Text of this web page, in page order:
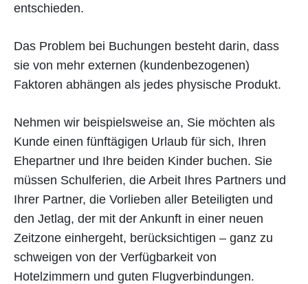
entschieden.
Das Problem bei Buchungen besteht darin, dass
sie von mehr externen (kundenbezogenen)
Faktoren abhängen als jedes physische Produkt.
Nehmen wir beispielsweise an, Sie möchten als
Kunde einen fünftägigen Urlaub für sich, Ihren
Ehepartner und Ihre beiden Kinder buchen. Sie
müssen Schulferien, die Arbeit Ihres Partners und
Ihrer Partner, die Vorlieben aller Beteiligten und
den Jetlag, der mit der Ankunft in einer neuen
Zeitzone einhergeht, berücksichtigen – ganz zu
schweigen von der Verfügbarkeit von
Hotelzimmern und guten Flugverbindungen.